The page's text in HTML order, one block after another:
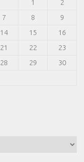
1
2
7 8
9
14 15
16
21 22
23
28 29
30